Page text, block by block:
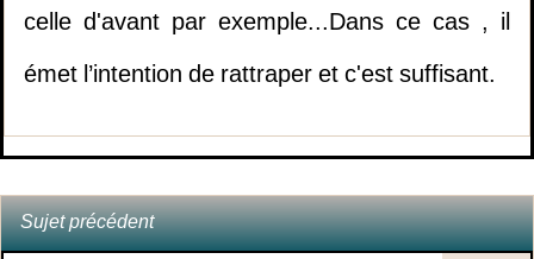
celle d'avant par exemple...Dans ce cas , il
émet l’intention de rattraper et c'est suffisant.
Sujet précédent
5.Participer à des cérémonies dans lesquelles
on porte des habits impudiques
6.Tricher lors des examens…
7.Regarder des dessins animés
2.Quel est le mérite de rester à la mosquée
après la prière de l’aube (fajr) jusqu’au l
( Vues8709 )
3.Le madhy (liquide pré-
éjaculatoire) annule t'il le jeûne? ( Vues7498 )